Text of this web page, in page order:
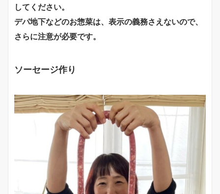
してください。
デパ地下などのお惣菜は、表示の義務さえないので、
さらに注意が必要です。
ソーセージ作り